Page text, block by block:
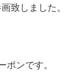
致しました。
ンです。